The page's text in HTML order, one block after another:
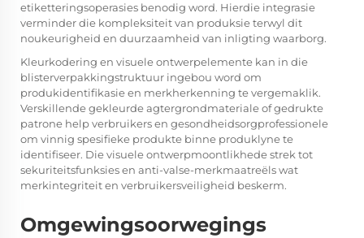
etiketteringsoperasies benodig word. Hierdie integrasie
verminder die kompleksiteit van produksie terwyl dit
noukeurigheid en duurzaamheid van inligting waarborg.
Kleurkodering en visuele ontwerpelemente kan in die
blisterverpakkingstruktuur ingebou word om
produkidentifikasie en merkherkenning te vergemaklik.
Verskillende gekleurde agtergrondmateriale of gedrukte
patrone help verbruikers en gesondheidsorgprofessionele
om vinnig spesifieke produkte binne produklyne te
identifiseer. Die visuele ontwerpmoontlikhede strek tot
sekuriteitsfunksies en anti-valse-merkmaatreëls wat
merkintegriteit en verbruikersveiligheid beskerm.
Omgewingsoorwegings